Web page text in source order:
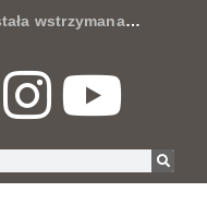
wstrzymana…